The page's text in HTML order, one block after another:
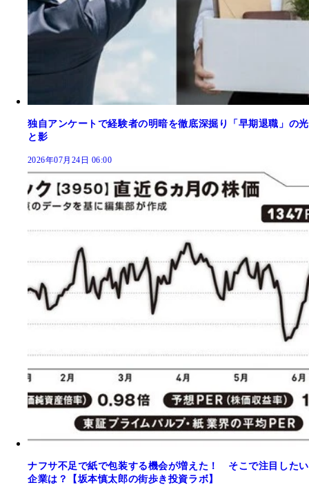
独自アンケートで経験者の明暗を徹底深掘り「早期退職」の光
と影
2026年07月24日 06:00
ナフサ不足で紙で包装する機会が増えた！ そこで注目したい
企業は？【坂本慎太郎の街歩き投資ラボ】